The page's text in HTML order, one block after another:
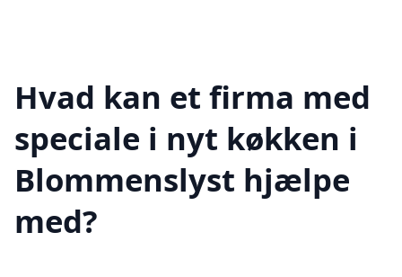
Hvad kan et firma med
speciale i nyt køkken i
Blommenslyst hjælpe
med?